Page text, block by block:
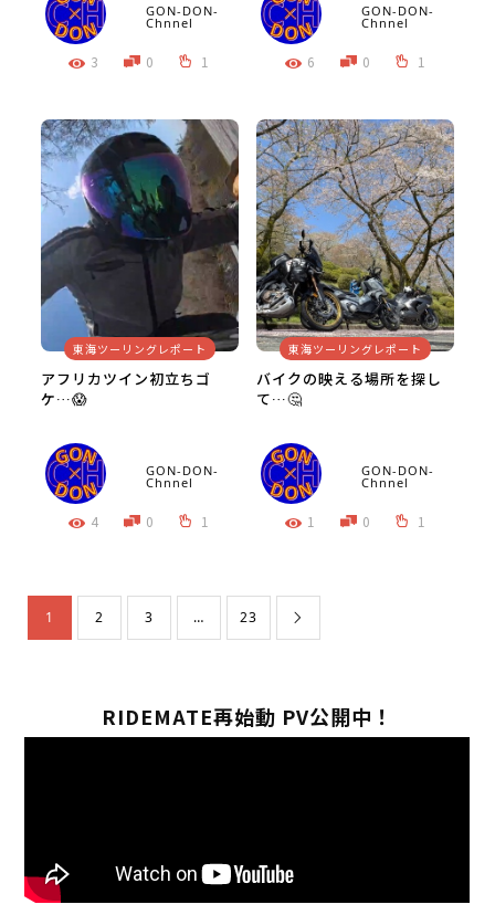
GON-DON-
Chnnel
3 0 1
GON-DON-
Chnnel
6 0 1
東海ツーリングレポート
アフリカツイン初立ちゴ
ケ…😱
GON-DON-
Chnnel
4 0 1
東海ツーリングレポート
バイクの映える場所を探し
て…🤔
GON-DON-
Chnnel
1 0 1
1 2 3 … 23 
RIDEMATE再始動 PV公開中！